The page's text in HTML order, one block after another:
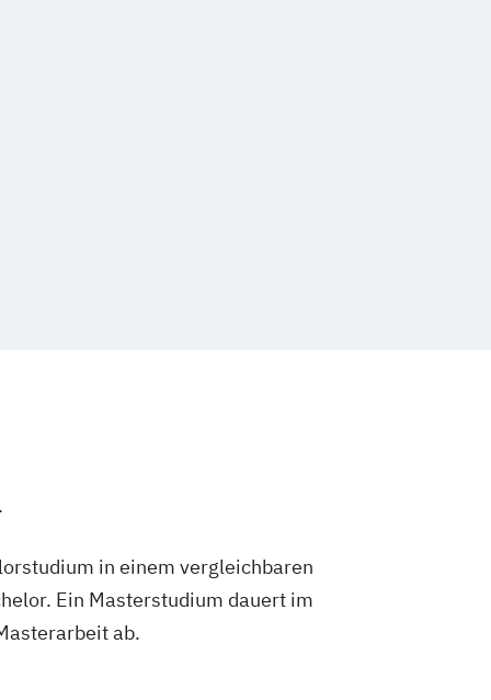
in einem vergleichbaren
Ein Masterstudium dauert im
ab.